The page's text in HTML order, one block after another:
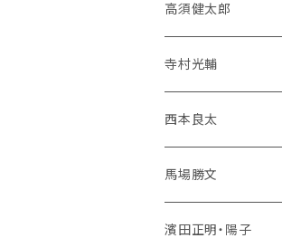
高須健太郎
寺村光輔
西本良太
馬場勝文
濱田正明・陽子